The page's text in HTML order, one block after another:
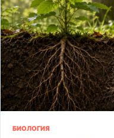
БИОЛОГИЯ